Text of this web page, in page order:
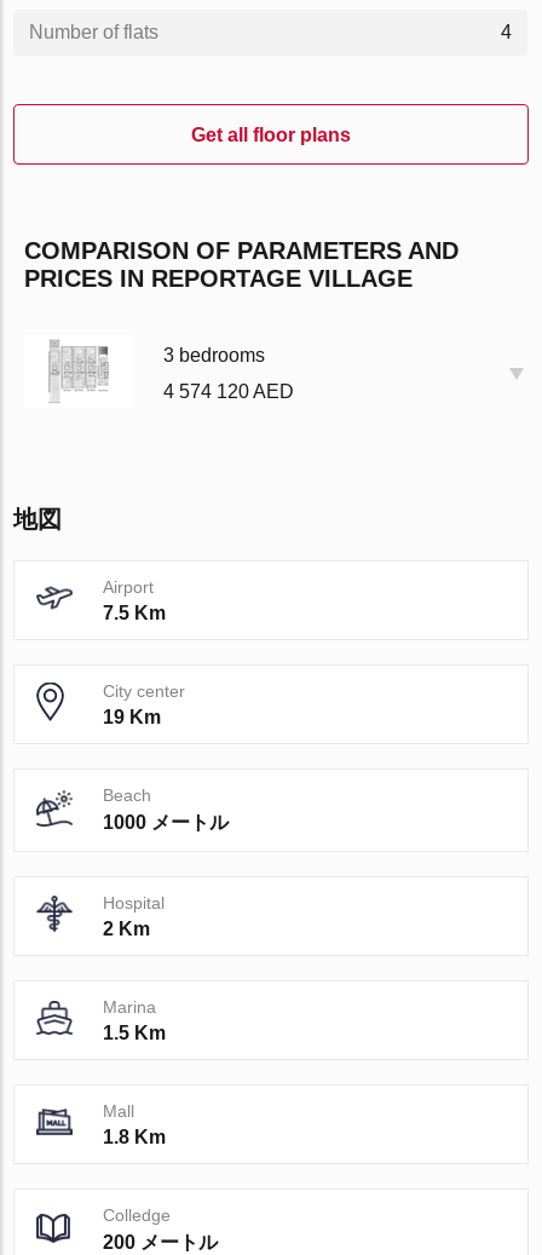
Number of flats 4
Get all floor plans
COMPARISON OF PARAMETERS AND
PRICES IN REPORTAGE VILLAGE
3 bedrooms
4 574 120 AED
地図
Airport
7.5 Km
City center
19 Km
Beach
1000 メートル
Hospital
2 Km
Marina
1.5 Km
Mall
1.8 Km
Colledge
200 メートル